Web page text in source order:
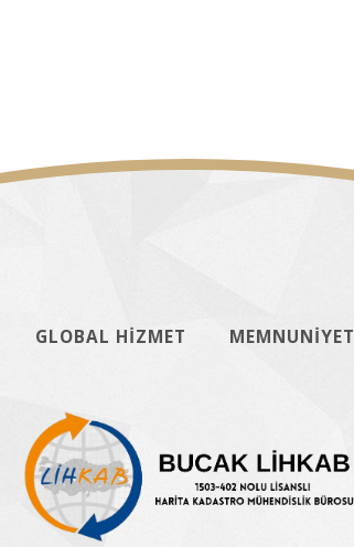
GLOBAL HİZMET MEMNUNİYET